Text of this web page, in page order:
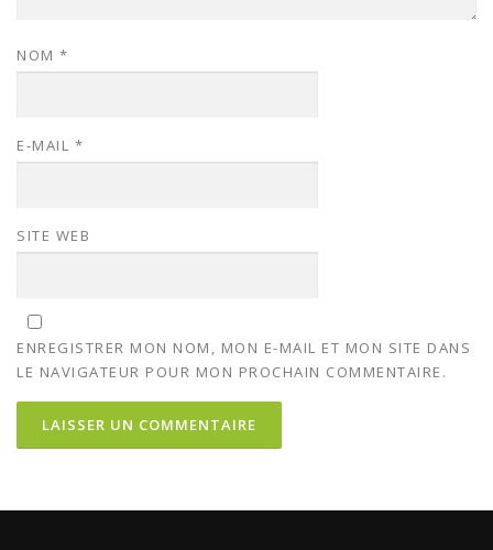
NOM *
E-MAIL *
SITE WEB
ENREGISTRER MON NOM, MON E-MAIL ET MON SITE DANS
LE NAVIGATEUR POUR MON PROCHAIN COMMENTAIRE.